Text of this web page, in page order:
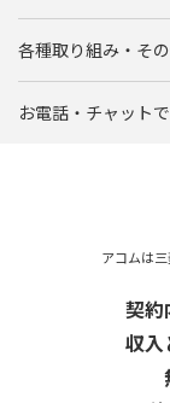
各種取り組み・そ
お電話・チャット
アコムは
契約
収入